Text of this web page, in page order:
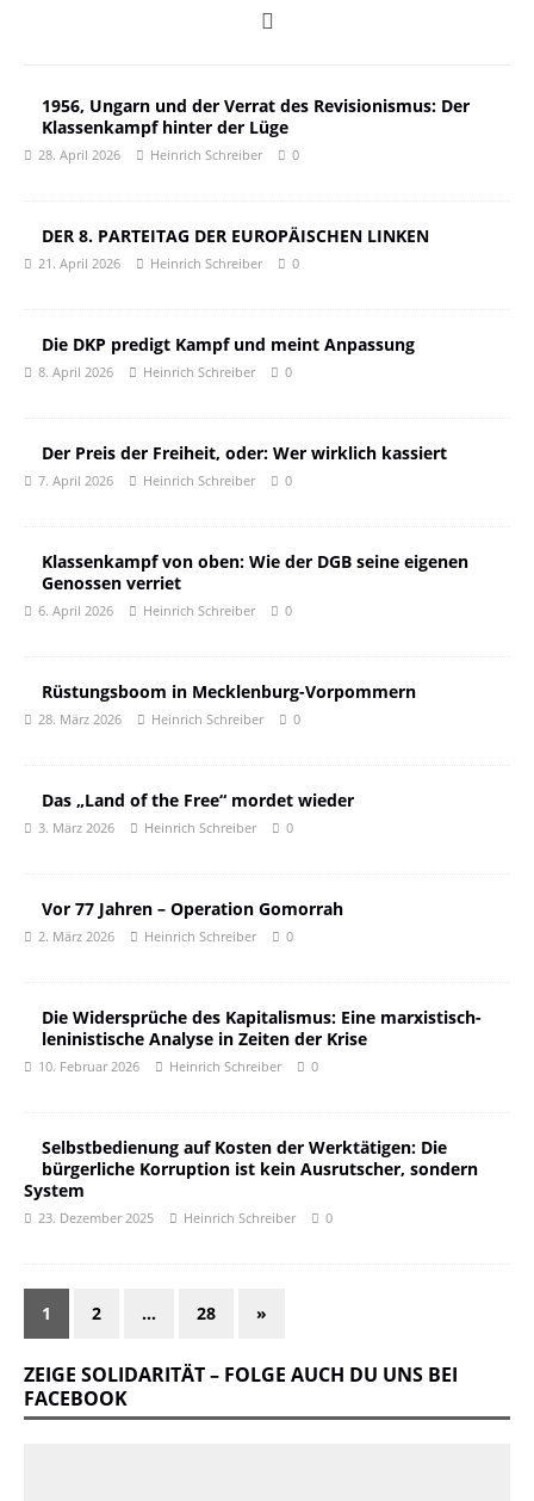
1956, Ungarn und der Verrat des Revisionismus: Der
Klassenkampf hinter der Lüge
28. April 2026 Heinrich Schreiber 0
DER 8. PARTEITAG DER EUROPÄISCHEN LINKEN
21. April 2026 Heinrich Schreiber 0
Die DKP predigt Kampf und meint Anpassung
8. April 2026 Heinrich Schreiber 0
Der Preis der Freiheit, oder: Wer wirklich kassiert
7. April 2026 Heinrich Schreiber 0
Klassenkampf von oben: Wie der DGB seine eigenen
Genossen verriet
6. April 2026 Heinrich Schreiber 0
Rüstungsboom in Mecklenburg-Vorpommern
28. März 2026 Heinrich Schreiber 0
Das „Land of the Free“ mordet wieder
3. März 2026 Heinrich Schreiber 0
Vor 77 Jahren – Operation Gomorrah
2. März 2026 Heinrich Schreiber 0
Die Widersprüche des Kapitalismus: Eine marxistisch-
leninistische Analyse in Zeiten der Krise
10. Februar 2026 Heinrich Schreiber 0
Selbstbedienung auf Kosten der Werktätigen: Die
bürgerliche Korruption ist kein Ausrutscher, sondern
System
23. Dezember 2025 Heinrich Schreiber 0
1 2 … 28 »
ZEIGE SOLIDARITÄT – FOLGE AUCH DU UNS BEI
FACEBOOK